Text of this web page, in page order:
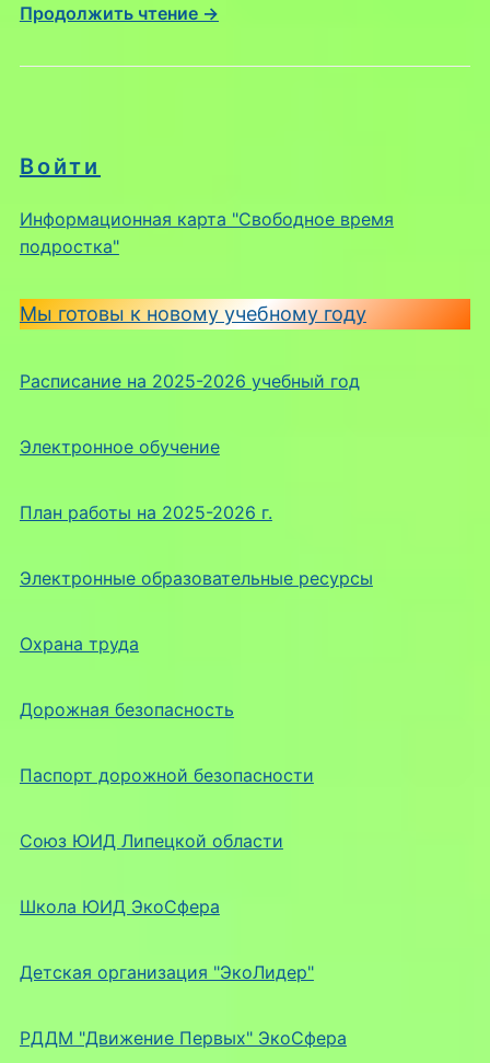
Войти
Информационная карта "Свободное время
подростка"
Мы готовы к новому учебному году
Расписание на 2025-2026 учебный год
Электронное обучение
План работы на 2025-2026 г.
Электронные образовательные ресурсы
Охрана труда
Дорожная безопасность
Паспорт дорожной безопасности
Союз ЮИД Липецкой области
Школа ЮИД ЭкоСфера
Детская организация "ЭкоЛидер"
РДДМ "Движение Первых" ЭкоСфера
Продолжить чтение →